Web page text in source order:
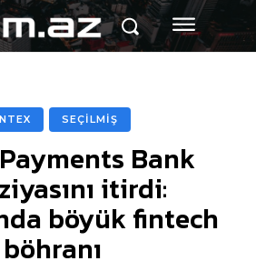
SEÇİLMİŞ
Bank
itirdi:
böyük fintech
böhranı